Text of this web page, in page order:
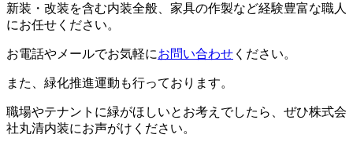
新装・改装を含む内装全般、家具の作製など経験豊富な職人
にお任せください。
お電話やメールでお気軽にお問い合わせ ください。
また、緑化推進運動も行っております。
職場やテナントに緑がほしいとお考えでしたら、ぜひ株式会
社丸清内装にお声がけください。